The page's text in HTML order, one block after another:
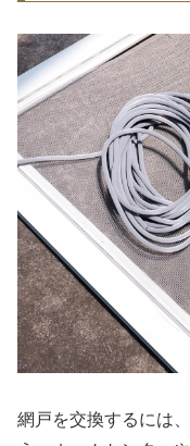
網戸を交換するには